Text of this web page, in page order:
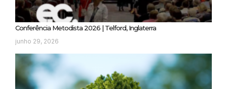
Conferência Metodista 2026 | Telford, Inglaterra
junho 29, 2026